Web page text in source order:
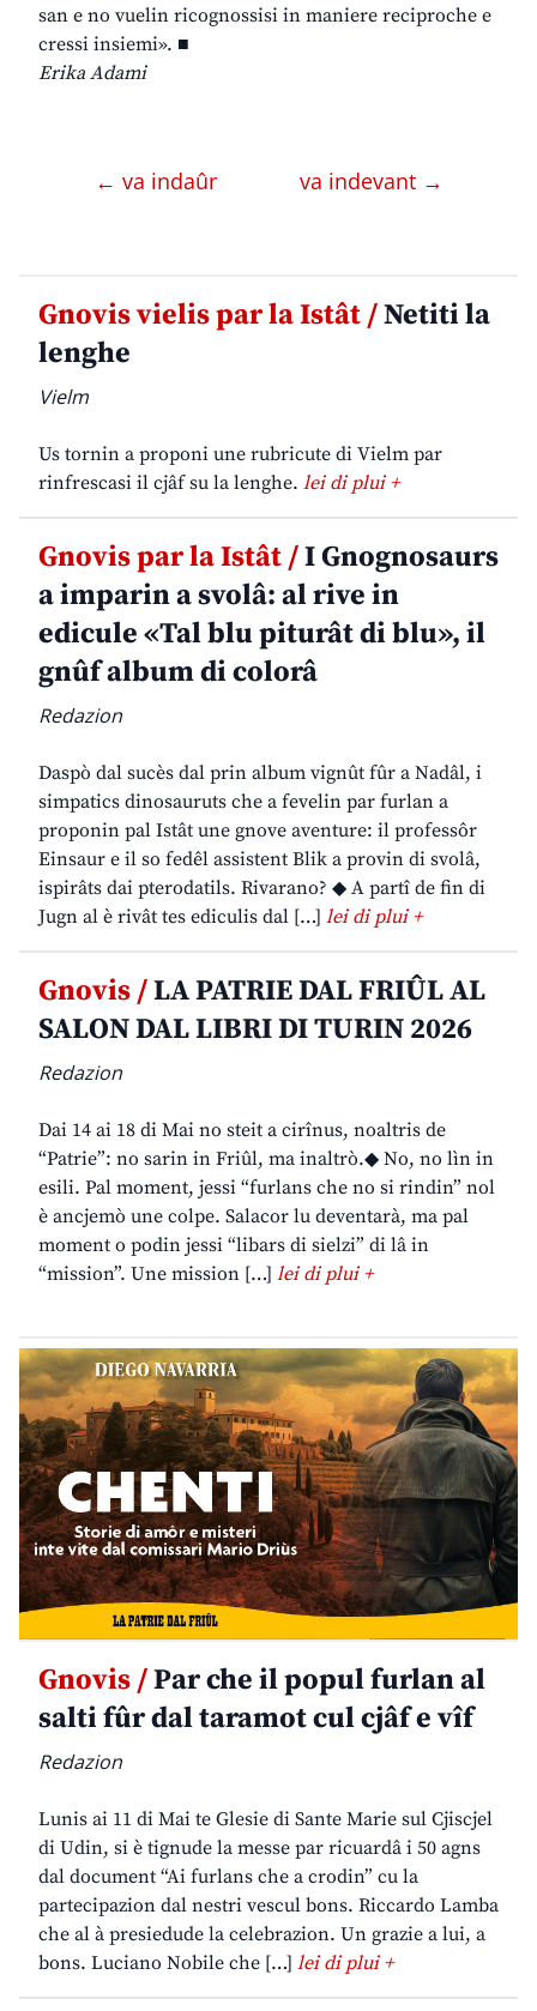
san e no vuelin ricognossisi in maniere reciproche e
cressi insiemi». ■
Erika Adami
← va indaûr va indevant →
Gnovis vielis par la Istât /Netiti la
lenghe
Vielm
Us tornin a proponi une rubricute di Vielm par
rinfrescasi il cjâf su la lenghe. lei di plui +
Gnovis par la Istât /I Gnognosaurs
a imparin a svolâ: al rive in
edicule «Tal blu piturât di blu», il
gnûf album di colorâ
Redazion
Daspò dal sucès dal prin album vignût fûr a Nadâl, i
simpatics dinosauruts che a fevelin par furlan a
proponin pal Istât une gnove aventure: il professôr
Einsaur e il so fedêl assistent Blik a provin di svolâ,
ispirâts dai pterodatils. Rivarano? ◆ A partî de fin di
Jugn al è rivât tes ediculis dal […] lei di plui +
Gnovis /LA PATRIE DAL FRIÛL AL
SALON DAL LIBRI DI TURIN 2026
Redazion
Dai 14 ai 18 di Mai no steit a cirînus, noaltris de
“Patrie”: no sarin in Friûl, ma inaltrò.◆ No, no lìn in
esili. Pal moment, jessi “furlans che no si rindin” nol
è ancjemò une colpe. Salacor lu deventarà, ma pal
moment o podin jessi “libars di sielzi” di lâ in
“mission”. Une mission […] lei di plui +
Gnovis /Par che il popul furlan al
salti fûr dal taramot cul cjâf e vîf
Redazion
Lunis ai 11 di Mai te Glesie di Sante Marie sul Cjiscjel
di Udin, si è tignude la messe par ricuardâ i 50 agns
dal document “Ai furlans che a crodin” cu la
partecipazion dal nestri vescul bons. Riccardo Lamba
che al à presiedude la celebrazion. Un grazie a lui, a
bons. Luciano Nobile che […] lei di plui +